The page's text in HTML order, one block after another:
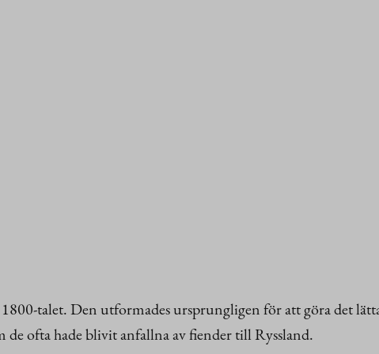
talet. Den utformades ursprungligen för att göra det
de ofta hade blivit anfallna av fiender till Ryssland.